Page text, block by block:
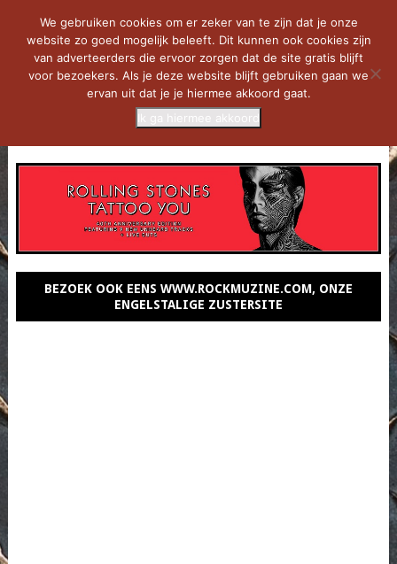
BEZOEK OOK EENS WWW.ROCKMUZINE.COM, ONZE
ENGELSTALIGE ZUSTERSITE
We gebruiken cookies om er zeker van te zijn dat je onze
website zo goed mogelijk beleeft. Dit kunnen ook cookies zijn
van adverteerders die ervoor zorgen dat de site gratis blijft
voor bezoekers. Als je deze website blijft gebruiken gaan we
ervan uit dat je je hiermee akkoord gaat.
Ik ga hiermee akkoord